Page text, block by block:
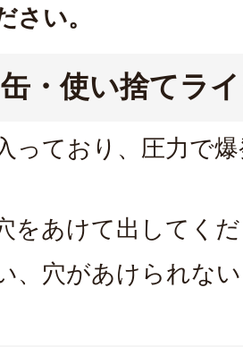
さい。
・使い捨てラ
っており、圧力で
をあけて出してく
、穴があけられな